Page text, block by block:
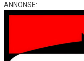
ANNONSE: